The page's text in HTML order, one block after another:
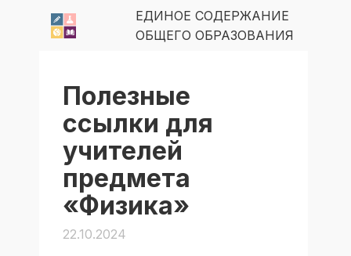
ЕДИНОЕ СОДЕРЖАНИЕ
ОБЩЕГО ОБРАЗОВАНИЯ
Полезные
ссылки для
учителей
предмета
«Физика»
22.10.2024